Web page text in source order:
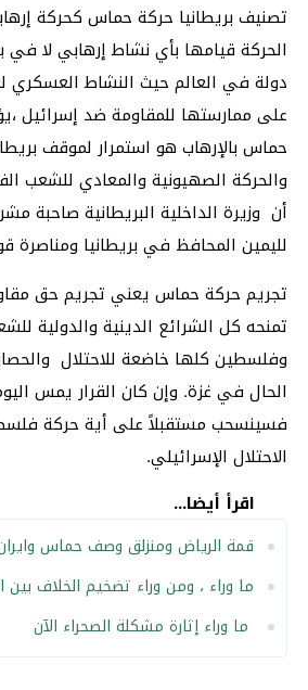
تصنيف بريطانيا حركة حماس كحركة
الحركة قيامها بأي نشاط إرهابي لا في
دولة في العالم حيث النشاط
على ممارستها للمقاومة ضد إسرائيل
حماس بالإرهاب هو استمرار لموقف
والحركة الصهيونية والمعادي للشعب
أن وزيرة الداخلية البريطانية صاحبة
لليمين المحافظ في بريطانيا ومناصرة
تجريم حركة حماس يعني تجريم حق
تمنحه كل الشرائع الدينية والدولية
وفلسطين كلها خاضعة للاحتلال
الحال في غزة. وإن كان القرار يمس
فسينسحب مستقبلاً على أية حركة
الاحتلال الإسرائيلي.
اقرأ أيضا...
قمة الرياض ومنزلق وصف حماس وايران
ما وراء ، ومن وراء تضخيم الخلاف
ما وراء إثارة مشكلة الصحراء الآن